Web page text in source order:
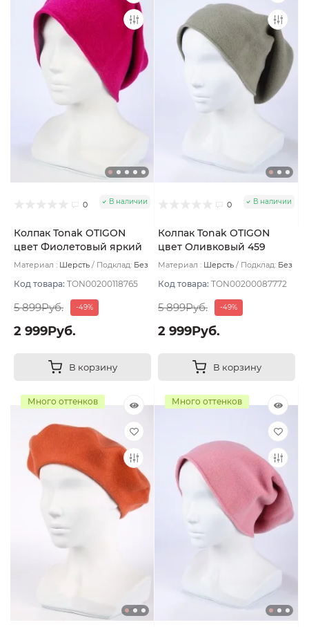
0 В наличии
Колпак Tonak OTIGON
цвет Фиолетовый яркий
Материал : Шерсть Подклад: Без
Код товара: TON00200118765
5 899Руб. -49%
2 999Руб.
В корзину
0 В наличии
Колпак Tonak OTIGON
цвет Оливковый 459
Материал : Шерсть Подклад: Без
Код товара: TON00200087772
5 899Руб. -49%
2 999Руб.
В корзину
Много оттенков Много оттенков